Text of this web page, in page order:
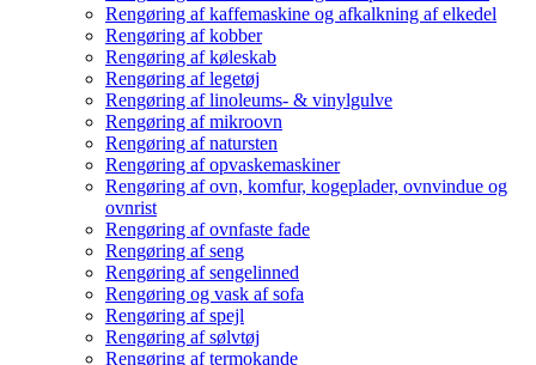
Rengøring af kaffemaskine og afkalkning af elkedel
Rengøring af kobber
Rengøring af køleskab
Rengøring af legetøj
Rengøring af linoleums- & vinylgulve
Rengøring af mikroovn
Rengøring af natursten
Rengøring af opvaskemaskiner
Rengøring af ovn, komfur, kogeplader, ovnvindue og
ovnrist
Rengøring af ovnfaste fade
Rengøring af seng
Rengøring af sengelinned
Rengøring og vask af sofa
Rengøring af spejl
Rengøring af sølvtøj
Rengøring af termokande